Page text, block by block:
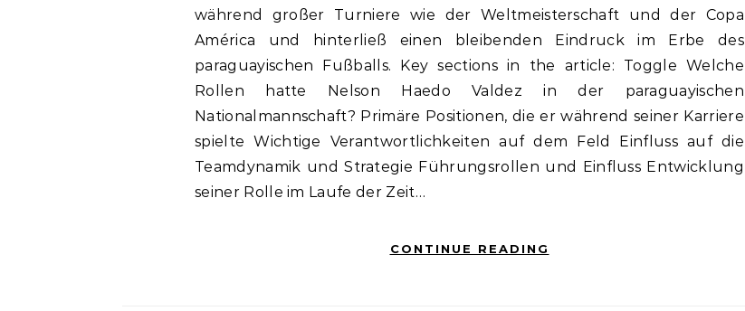
während großer Turniere wie der Weltmeisterschaft und der Copa
América und hinterließ einen bleibenden Eindruck im Erbe des
paraguayischen Fußballs. Key sections in the article: Toggle Welche
Rollen hatte Nelson Haedo Valdez in der paraguayischen
Nationalmannschaft? Primäre Positionen, die er während seiner Karriere
spielte Wichtige Verantwortlichkeiten auf dem Feld Einfluss auf die
Teamdynamik und Strategie Führungsrollen und Einfluss Entwicklung
seiner Rolle im Laufe der Zeit…
CONTINUE READING